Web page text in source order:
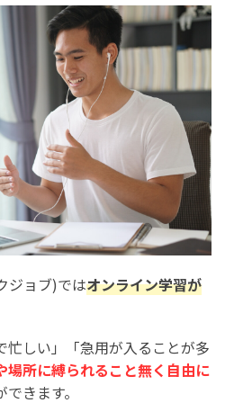
ジョブ)ではオンライン学習が
忙しい」「急用が入ることが多
場所に縛られること無く自由に
できます。